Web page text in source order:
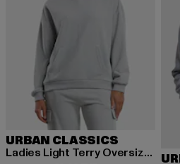
URBAN CLASSICS
Ladies Light Terry Oversized